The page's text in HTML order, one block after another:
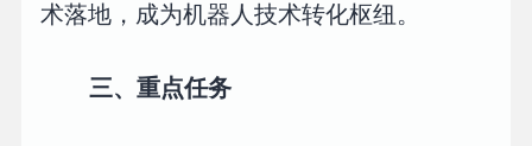
术落地，成为机器人技术转化枢纽。
三、重点任务